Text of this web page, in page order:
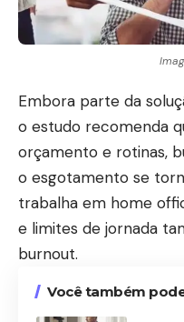
Embora parte da
o estudo recomenda
orçamento e rotinas,
o esgotamento se
trabalha em home
e limites de jornada
burnout.
Você também